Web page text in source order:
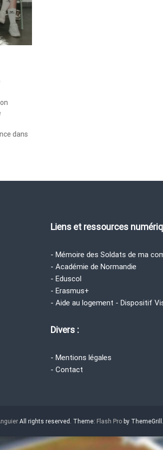
dans
Liens et ressources
- Mémoire des Soldats de ma
- Académie de Normandie
- Eduscol
- Erasmus+
- Aide au logement - Dispositif
Divers :
- Mentions légales
- Contact
All rights reserved. Theme: Flash Pro by